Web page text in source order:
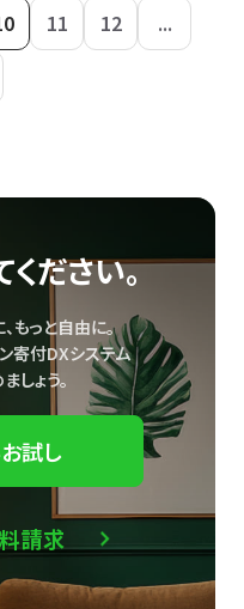
11 12
...
ださい。
もっと自由に。
寄付DXシステム
しょう。
試し
請求